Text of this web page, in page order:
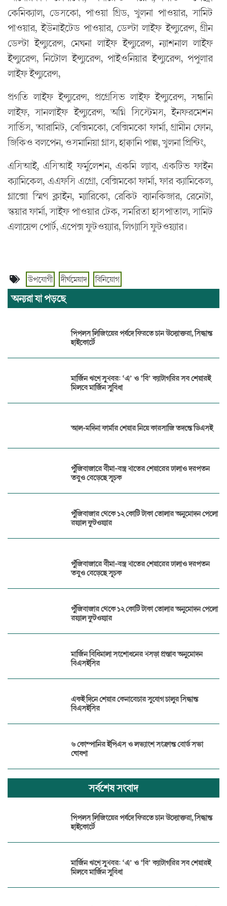
কেমিক্যাল, ডেসকো, পাওয়া গ্রিড, খুলনা পাওয়ার, সামিট
পাওয়ার, ইউনাইটেড পাওয়ার, ডেল্টা লাইফ ইন্স্যুরেন্স, গ্রীন
ডেল্টা ইন্স্যুরেন্স, মেঘনা লাইফ ইন্স্যুরেন্স, ন্যাশনাল লাইফ
ইন্স্যুরেন্স, নিটোল ইন্স্যুরেন্স, পাইওনিয়ার ইন্স্যুরেন্স, পপুলার
লাইফ ইন্স্যুরেন্স,
প্রগতি লাইফ ইন্স্যুরেন্স, প্রগ্রেসিভ লাইফ ইন্স্যুরেন্স, সন্ধানি
লাইফ, সানলাইফ ইন্স্যুরেন্স, অগ্নি সিস্টেমস, ইনফরমেশন
সার্ভিস, আরামিট, বেক্সিমকো, বেক্সিমকো ফার্মা, গ্রামীন ফোন,
জিকিও বলপেন, ওসমানিয়া গ্লাস, হাক্কানি পাল্প, খুলনা প্রিন্টিং,
এসিআই, এসিআই ফর্মুলেশন, একমি ল্যাব, একটিভ ফাইন
ক্যামিকেল, এএফসি এগ্রো, বেক্সিমকো ফার্মা, ফার ক্যামিকেল,
গ্লাক্সো স্মিথ ক্লাইন, ম্যারিকো, রেকিট ব্যানকিজার, রেনেটা,
স্কয়ার ফার্মা, সাইফ পাওয়ার টেক, সমরিতা হাসপাতাল, সামিট
এলায়েন্স পোর্ট, এপেক্স ফুটওয়্যার, লিগ্যাসি ফুটওয়্যার।
উপযোগী দীর্ঘমেয়াদ বিনিয়োগ
অন্যরা যা পড়ছে
পিপলস লিজিংয়ের পর্ষদে ফিরতে চান উদ্যোক্তরা, সিদ্ধান্ত
হাইকোর্টে
মার্জিন ঋণে সুখবর: ‘এ’ ও ‘বি’ ক্যাটাগরির সব শেয়ারই
মিলবে মার্জিন সুবিধা
আল-মদিনা ফার্মার শেয়ার নিয়ে কারসাজি তদন্তে ডিএসই
পুঁজিবাজারে বীমা-বস্ত্র খাতের শেয়ারের ঢালাও দরপতন
তবুও বেড়েছে সূচক
পুঁজিবাজার থেকে ১২ কোটি টাকা তোলার অনুমোদন পেলো
রয়্যাল ফুটওয়্যার
পুঁজিবাজারে বীমা-বস্ত্র খাতের শেয়ারের ঢালাও দরপতন
তবুও বেড়েছে সূচক
পুঁজিবাজার থেকে ১২ কোটি টাকা তোলার অনুমোদন পেলো
রয়্যাল ফুটওয়্যার
মার্জিন বিধিমালা সংশোধনের খসড়া প্রস্তাব অনুমোদন
বিএসইসির
একই দিনে শেয়ার কেনাবেচার সুযোগ চালুর সিদ্ধান্ত
বিএসইসির
৬ কোম্পানির ইপিএস ও লভ্যাংশ সংক্রান্ত বোর্ড সভা
ঘোষণা
সর্বশেষ সংবাদ
পিপলস লিজিংয়ের পর্ষদে ফিরতে চান উদ্যোক্তরা, সিদ্ধান্ত
হাইকোর্টে
মার্জিন ঋণে সুখবর: ‘এ’ ও ‘বি’ ক্যাটাগরির সব শেয়ারই
মিলবে মার্জিন সুবিধা